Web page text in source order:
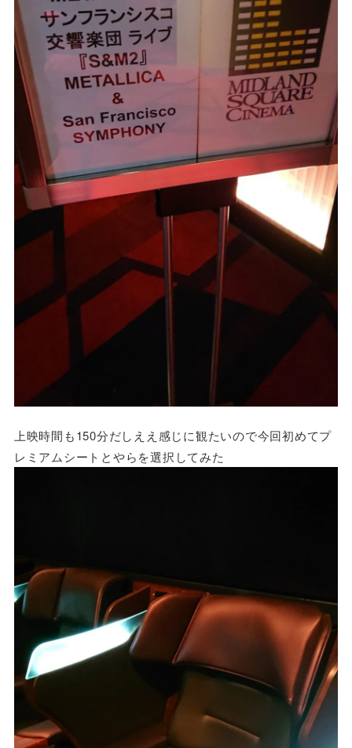
上映時間も150分だしええ感じに観たいので今回初めてプ
レミアムシートとやらを選択してみた